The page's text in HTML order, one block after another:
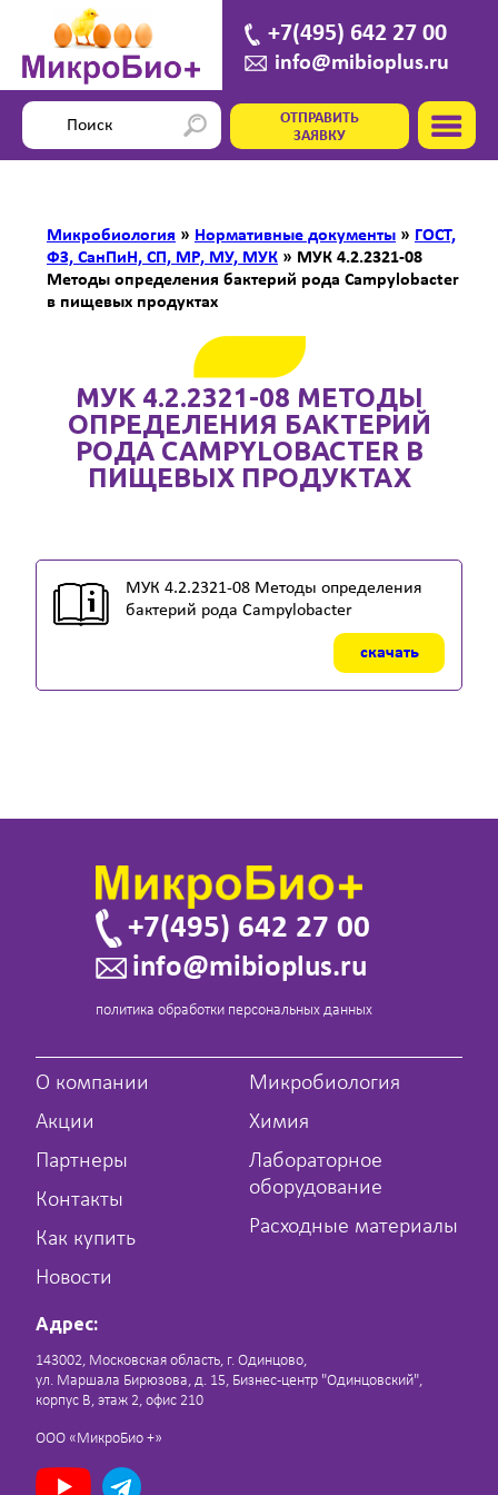
+7(495) 642 27 00
info@mibioplus.ru
ОТПРАВИТЬ
ЗАЯВКУ
Микробиология » Нормативные документы » ГОСТ,
ФЗ, СанПиН, СП, МР, МУ, МУК » МУК 4.2.2321-08
Методы определения бактерий рода Campylobacter
в пищевых продуктах
МУК 4.2.2321-08 МЕТОДЫ
ОПРЕДЕЛЕНИЯ БАКТЕРИЙ
РОДА CAMPYLOBACTER В
ПИЩЕВЫХ ПРОДУКТАХ
МУК 4.2.2321-08 Методы определения
бактерий рода Campylobacter
скачать
+7(495) 642 27 00
info@mibioplus.ru
политика обработки персональных данных
О компании
Акции
Партнеры
Контакты
Как купить
Новости
Микробиология
Химия
Лабораторное
оборудование
Расходные материалы
Адрес:
143002, Московская область, г. Одинцово,
ул. Маршала Бирюзова, д. 15, Бизнес-центр "Одинцовский",
корпус В, этаж 2, офис 210
ООО «МикроБио +»